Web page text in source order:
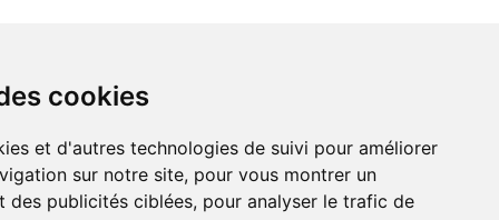
cookies
et d'autres technologies de suivi pour améliorer
sur notre site, pour vous montrer un
des publicités ciblées, pour analyser le trafic de